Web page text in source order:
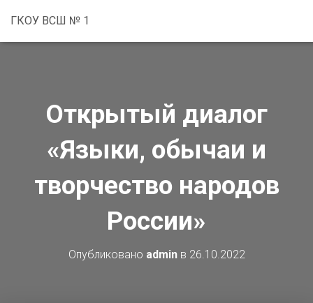
ГКОУ ВСШ № 1
Открытый диалог
«Языки, обычаи и
творчество народов
России»
Опубликовано adminв 26.10.2022